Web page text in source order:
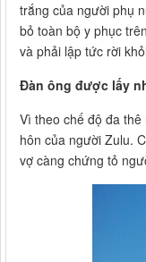
trắng của người phụ
bỏ toàn bộ y phục
và phải lập tức rời
Đàn ông được lấy
Vì theo chế độ đa
hôn của người Zulu.
vợ càng chứng tỏ